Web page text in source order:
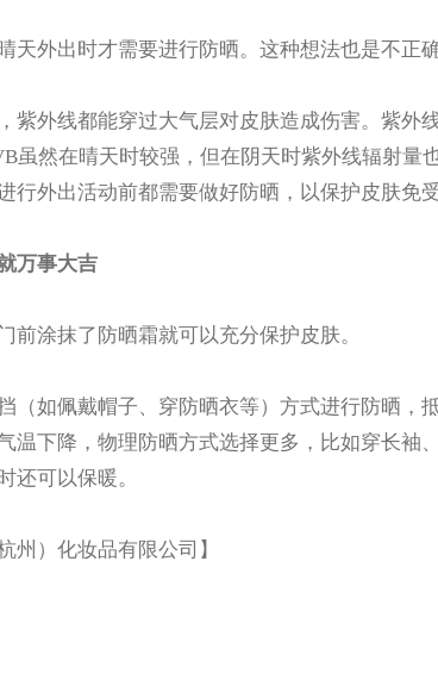
外出时才需要进行防晒。这种想法也是不正确
外线都能穿过大气层对皮肤造成伤害。紫外
虽然在晴天时较强，但在阴天时紫外线辐射量
行外出活动前都需要做好防晒，以保护皮肤免
万事大吉
涂抹了防晒霜就可以充分保护皮肤。
如佩戴帽子、穿防晒衣等）方式进行防晒，
温下降，物理防晒方式选择更多，比如穿长袖
还可以保暖。
）化妆品有限公司】